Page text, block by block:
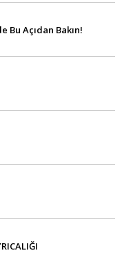
Bu Açıdan Bakın!